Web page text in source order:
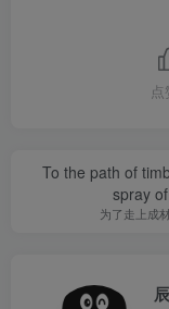
点
To the path of
spray
为了走上成